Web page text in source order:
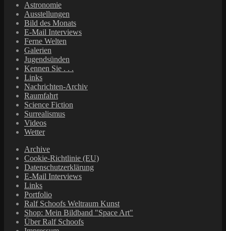
Astronomie
Ausstellungen
Bild des Monats
E-Mail Interviews
Ferne Welten
Galerien
Jugendsünden
Kennen Sie . . .
Links
Nachrichten-Archiv
Raumfahrt
Science Fiction
Surrealismus
Videos
Wetter
Archive
Cookie-Richtlinie (EU)
Datenschutzerklärung
E-Mail Interviews
Links
Portfolio
Ralf Schoofs Weltraum Kunst
Shop: Mein Bildband "Space Art"
Über Ralf Schoofs